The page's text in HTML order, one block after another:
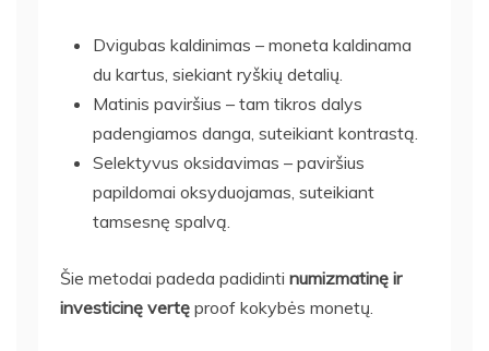
Dvigubas kaldinimas – moneta kaldinama
du kartus, siekiant ryškių detalių.
Matinis paviršius – tam tikros dalys
padengiamos danga, suteikiant kontrastą.
Selektyvus oksidavimas – paviršius
papildomai oksyduojamas, suteikiant
tamsesnę spalvą.
Šie metodai padeda padidinti numizmatinę ir
investicinę vertę proof kokybės monetų.